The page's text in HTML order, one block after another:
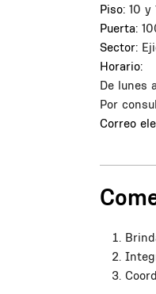
Piso: 10 y
Puerta:
Sector:
Horario:
De lunes
Por
Correo